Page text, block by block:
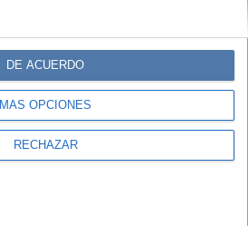
MÁS OPCIONES
RECHAZAR
DE ACUERDO